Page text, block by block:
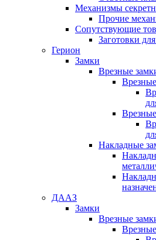
Механизмы
Прочие
Сопутствующие
Заготовки
Герион
Замки
Врезные
Накладные
ДААЗ
Замки
Врезные